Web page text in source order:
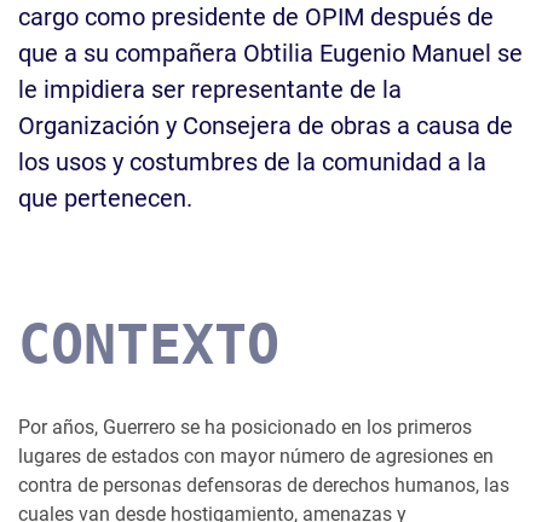
cargo como presidente de OPIM después de
que a su compañera Obtilia Eugenio Manuel se
le impidiera ser representante de la
Organización y Consejera de obras a causa de
los usos y costumbres de la comunidad a la
que pertenecen.
CONTEXTO
Por años, Guerrero se ha posicionado en los primeros
lugares de estados con mayor número de agresiones en
contra de personas defensoras de derechos humanos, las
cuales van desde hostigamiento, amenazas y